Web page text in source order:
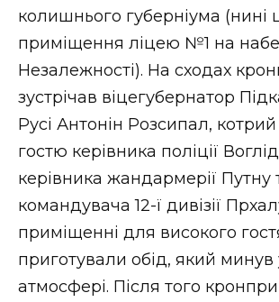
колишнього губерніума (нині
приміщення ліцею №1 на
Незалежності). На сходах
зустрічав віцегубернатор
Русі Антонін Розсипал,
гостю керівника поліції
керівника жандармерії Путну
командувача 12-ї дивізії
приміщенні для високого
приготували обід, який минув
атмосфері. Після того